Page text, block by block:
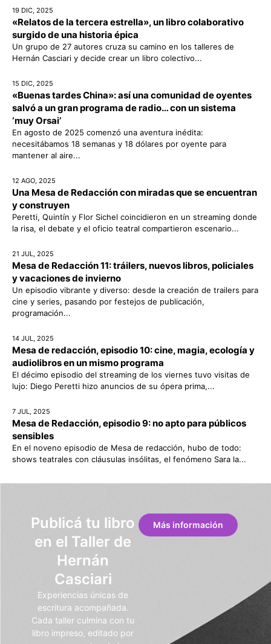
19 DIC, 2025
«Relatos de la tercera estrella», un libro colaborativo
surgido de una historia épica
Un grupo de 27 autores cruza su camino en los talleres de
Hernán Casciari y decide crear un libro colectivo...
15 DIC, 2025
«Buenas tardes China»: así una comunidad de oyentes
salvó a un gran programa de radio… con un sistema
‘muy Orsai’
En agosto de 2025 comenzó una aventura inédita:
necesitábamos 18 semanas y 18 dólares por oyente para
mantener al aire...
12 AGO, 2025
Una Mesa de Redacción con miradas que se encuentran
y construyen
Peretti, Quintín y Flor Sichel coincidieron en un streaming donde
la risa, el debate y el oficio teatral compartieron escenario...
21 JUL, 2025
Mesa de Redacción 11: tráilers, nuevos libros, policiales
y vacaciones de invierno
Un episodio vibrante y diverso: desde la creación de trailers para
cine y series, pasando por festejos de publicación,
programación...
14 JUL, 2025
Mesa de redacción, episodio 10: cine, magia, ecología y
audiolibros en un mismo programa
El décimo episodio del streaming de los viernes tuvo visitas de
lujo: Diego Peretti hizo anuncios de su ópera prima,...
7 JUL, 2025
Mesa de Redacción, episodio 9: no apto para públicos
sensibles
En el noveno episodio de Mesa de redacción, hubo de todo:
shows teatrales con cláusulas insólitas, el fenómeno Sara la...
Publicá tu libro
en el Taller de
Hernán
Casciari
Experiencias únicas de
escritura acompañada.
Cada taller culmina con tu
libro impreso, editado por
Más información